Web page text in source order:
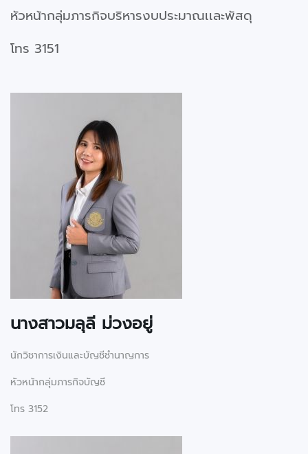
หัวหน้ากลุ่มภารกิจบริหารงบประมาณเเละพัสดุ
โทร 3151
นางสาวมลุลี ม่วงอยู่
นักวิชาการเงินและบัญชีชำนาญการ
หัวหน้ากลุ่มภารกิจบัญชี
โทร 3152